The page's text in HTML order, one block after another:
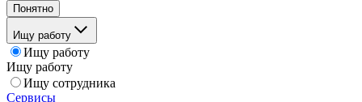
Понятно
Ищу работу
Ищу работу
Ищу работу
Ищу сотрудника
Сервисы